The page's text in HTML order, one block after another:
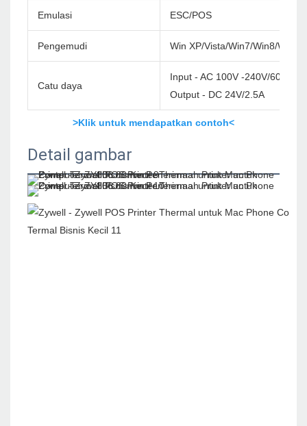
Emulasi ESC/POS
Pengemudi Win XP/Vista/Win7/Win8/
Catu daya
Input - AC 100V -240V/60Hz
Output - DC 24V/2.5A
>Klik untuk mendapatkan contoh<
Detail gambar